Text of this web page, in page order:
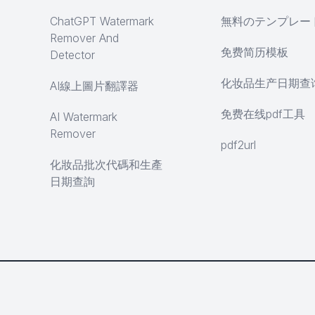
ChatGPT Watermark
Remover And
Detector
AI線上圖片翻譯器
AI Watermark
Remover
化妝品批次代碼和生產
日期查詢
無料のテンプレー
免费简历模板
化妆品生产日期查
免费在线pdf工具
pdf2url